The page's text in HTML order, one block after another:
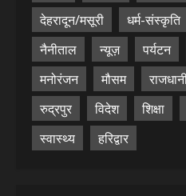
देहरादून/मसूरी
धर्म-संस्कृति
नैनीताल
न्यूज़ पर्यटन
मनोरंजन
मौसम
रुद्रपुर
विदेश शिक्षा
स्वास्थ्य
हरिद्वार